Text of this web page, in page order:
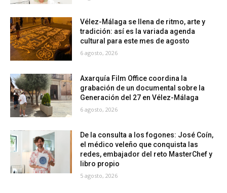
Vélez-Málaga se llena de ritmo, arte y
tradición: así es la variada agenda
cultural para este mes de agosto
6 agosto, 2026
Axarquía Film Office coordina la
grabación de un documental sobre la
Generación del 27 en Vélez-Málaga
6 agosto, 2026
De la consulta a los fogones: José Coín,
el médico veleño que conquista las
redes, embajador del reto MasterChef y
libro propio
5 agosto, 2026